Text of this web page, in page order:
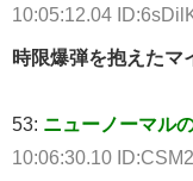
10:05:12.04
時限爆弾を抱えたマ
53: ニューノーマル
10:06:30.10